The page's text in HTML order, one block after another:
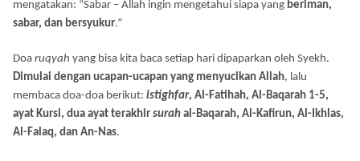
mengatakan: “Sabar – Allah ingin mengetahui siapa yang beriman,
sabar, dan bersyukur.”
Doa ruqyah yang bisa kita baca setiap hari dipaparkan oleh Syekh.
Dimulai dengan ucapan-ucapan yang menyucikan Allah, lalu
membaca doa-doa berikut: istighfar, Al-Fatihah, Al-Baqarah 1-5,
ayat Kursi, dua ayat terakhir surah al-Baqarah, Al-Kafirun, Al-Ikhlas,
Al-Falaq, dan An-Nas.